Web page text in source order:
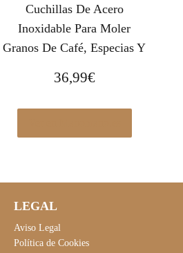
Cuchillas De Acero
Inoxidable Para Moler
Granos De Café, Especias Y
36,99€
LEGAL
Aviso Legal
Política de Cookies